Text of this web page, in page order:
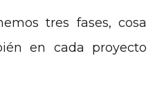
tres fases, cosa
en cada proyecto